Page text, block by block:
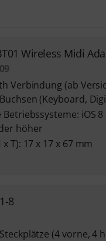
Wireless Midi
Verbindung (ab
(Keyboard,
iOS 8
höher
x T): 17 x 17 x 67 mm
8
(4 vorne, 4